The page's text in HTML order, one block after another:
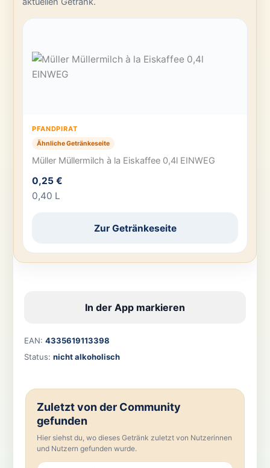
PFANDPIRAT
Ähnliche Getränkeseite
Müller Müllermilch à la Eiskaffee 0,4l EINWEG
0,25 €
0,40 L
Zur Getränkeseite
In der App markieren
EAN: 4335619113398
Status: nicht alkoholisch
Zuletzt von der Community
gefunden
Hier siehst du, wo dieses Getränk zuletzt von Nutzerinnen
und Nutzern gefunden wurde.